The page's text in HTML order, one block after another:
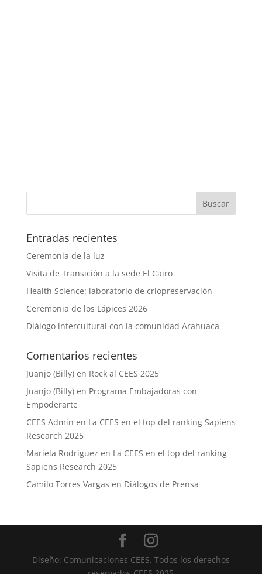
Entradas recientes
Ceremonia de la luz
Visita de Transición a la sede El Cairo
Health Science: laboratorio de criopreservación
Ceremonia de los Lápices 2026
Diálogo intercultural con la comunidad Arahuaca
Comentarios recientes
Juanjo (Billy)en Rock al CEES 2025
Juanjo (Billy)en Programa Embajadoras con
Empoderarte
CEES Admin en La CEES en el top del ranking Sapiens
Research 2025
Mariela Rodríguez en La CEES en el top del ranking
Sapiens Research 2025
Camilo Torres Vargas en Diálogos de Prensa
Diseño: Comunicaciones CEES. Todos los derechos